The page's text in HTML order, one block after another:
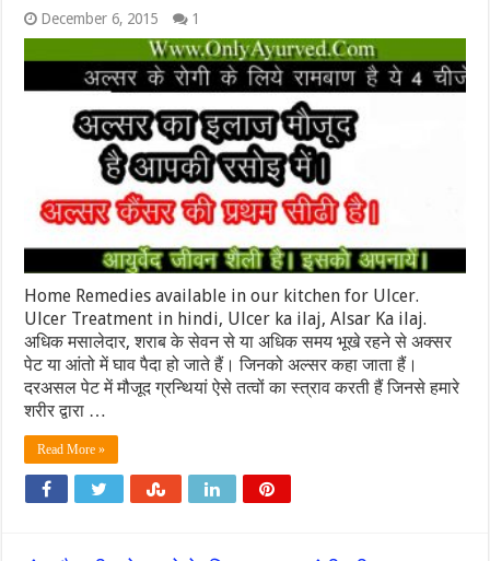
December 6, 2015 1
Home Remedies available in our kitchen for Ulcer.
Ulcer Treatment in hindi, Ulcer ka ilaj, Alsar Ka ilaj.
अधिक मसालेदार, शराब के सेवन से या अधिक समय भूखे रहने से अक्सर
पेट या आंतो में घाव पैदा हो जाते हैं। जिनको अल्सर कहा जाता हैं।
दरअसल पेट में मौजूद ग्रन्थियां ऐसे तत्वों का स्त्राव करती हैं जिनसे हमारे
शरीर द्वारा …
Read More »